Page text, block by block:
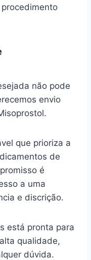
não pode
envio
que prioriza a
de
é
a uma
e discrição.
está pronta para
qualidade,
dúvida.